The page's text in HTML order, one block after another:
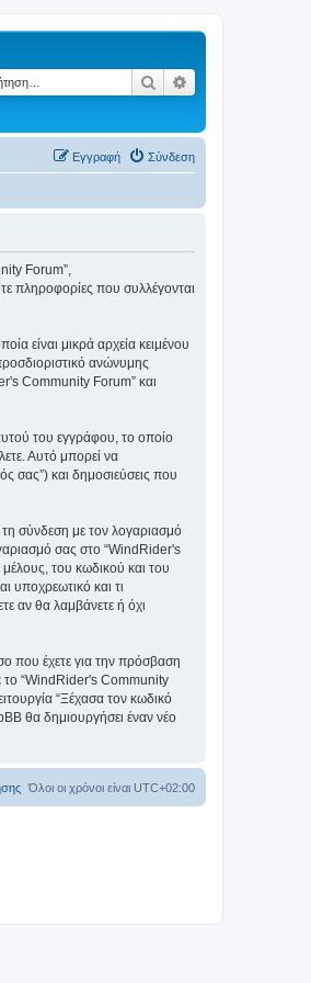
Αναζήτηση
Σύνδεση
Εγγραφή
Forum”,
πληροφορίες που συλλέγονται
είναι μικρά αρχεία κειμένου
ανώνυμης
Community Forum” και
του εγγράφου, το οποίο
Αυτό μπορεί να
σας”) και δημοσιεύσεις που
σύνδεση με τον λογαριασμό
σας στο “WindRider's
του κωδικού και του
υποχρεωτικό και τι
αν θα λαμβάνετε ή όχι
που έχετε για την πρόσβαση
το “WindRider's Community
“Ξέχασα τον κωδικό
θα δημιουργήσει έναν νέο
Όλοι οι χρόνοι είναι UTC+02:00